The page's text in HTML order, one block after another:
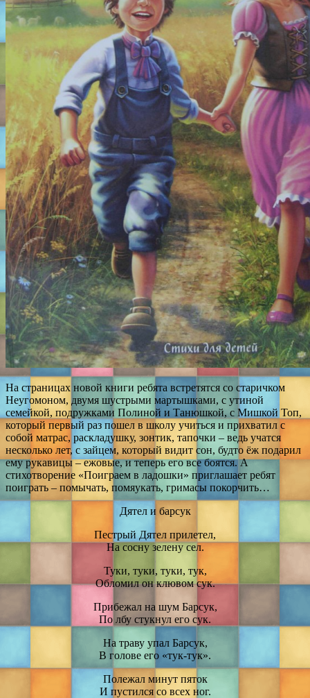
На страницах новой книги ребята встретятся со старичком
Неугомоном, двумя шустрыми мартышками, с утиной
семейкой, подружками Полиной и Танюшкой, с Мишкой Топ,
который первый раз пошел в школу учиться и прихватил с
собой матрас, раскладушку, зонтик, тапочки – ведь учатся
несколько лет, с зайцем, который видит сон, будто ёж подарил
ему рукавицы – ежовые, и теперь его все боятся. А
стихотворение «Поиграем в ладошки» приглашает ребят
поиграть – помычать, помяукать, гримасы покорчить…
Дятел и барсук
Пестрый Дятел прилетел,
На сосну зелену сел.
Туки, туки, туки, тук,
Обломил он клювом сук.
Прибежал на шум Барсук,
По лбу стукнул его сук.
На траву упал Барсук,
В голове его «тук-тук».
Полежал минут пяток
И пустился со всех ног.